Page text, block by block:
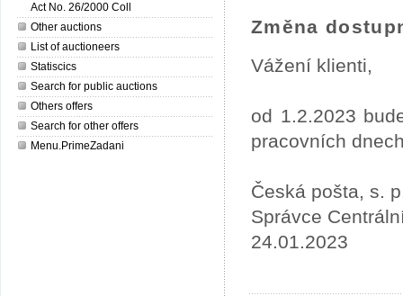
Act No. 26/2000 Coll
Other auctions
List of auctioneers
Statiscics
Search for public auctions
Others offers
Search for other offers
Menu.PrimeZadani
Změna
Vážení klienti,
od 1.2.2023
pracovních
Česká pošta, s.
Správce
24.01.2023